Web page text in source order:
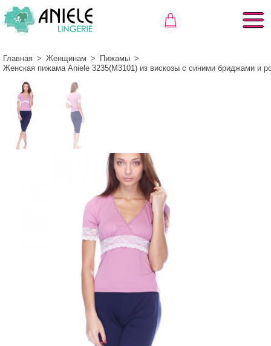
Главная > Женщинам > Пижамы >
Женская пижама Aniele 3235(М3101) из вискозы с синими бриджами и